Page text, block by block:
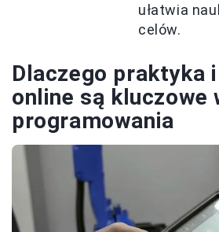
ułatwia
celów.
Dlaczego praktyka
online są kluczowe
programowania